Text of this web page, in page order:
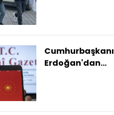
Cumhurbaşkanı
Erdoğan'dan